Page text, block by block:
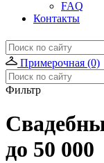
FAQ
Контакты
Примерочная (0)
Фильтр
до 50 000